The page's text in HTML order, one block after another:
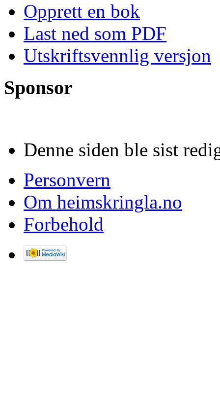
Opprett en bok
Last ned som PDF
Utskriftsvennlig versjon
Sponsor
Denne siden ble sist
Personvern
Om heimskringla.no
Forbehold